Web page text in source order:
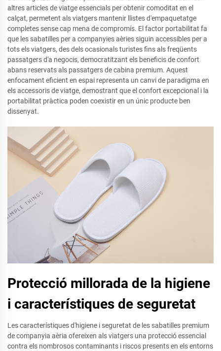
altres articles de viatge essencials per obtenir comoditat en el
calçat, permetent als viatgers mantenir llistes d'empaquetatge
completes sense cap mena de compromís. El factor portabilitat fa
que les sabatilles per a companyies aèries siguin accessibles per a
tots els viatgers, des dels ocasionals turistes fins als freqüents
passatgers d'a negocis, democratitzant els beneficis de confort
abans reservats als passatgers de cabina premium. Aquest
enfocament eficient en espai representa un canvi de paradigma en
els accessoris de viatge, demostrant que el confort excepcional i la
portabilitat pràctica poden coexistir en un únic producte ben
dissenyat.
Protecció millorada de la higiene
i característiques de seguretat
Les característiques d'higiene i seguretat de les sabatilles premium
de companyia aèria ofereixen als viatgers una protecció essencial
contra els nombrosos contaminants i riscos presents en els entorns